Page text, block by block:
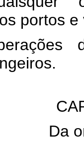
portos
Da